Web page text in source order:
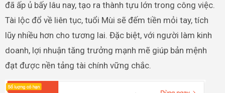
đã ấp ủ bấy lâu nay, tạo ra thành tựu lớn trong công việc.
Tài lộc đổ về liên tục, tuổi Mùi sẽ đếm tiền mỏi tay, tích
lũy nhiều hơn cho tương lai. Đặc biệt, với người làm kinh
doanh, lợi nhuận tăng trưởng mạnh mẽ giúp bản mệnh
đạt được nền tảng tài chính vững chắc.